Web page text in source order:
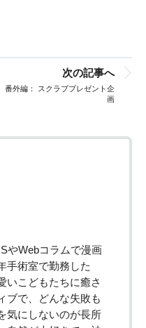
次の記事へ
番外編： スクラブプレゼント企
画
やWebコラムで漫画
手術室で勤務した
いこどもたちに癒さ
ブで、どんな失敗も
気にしないのが長所